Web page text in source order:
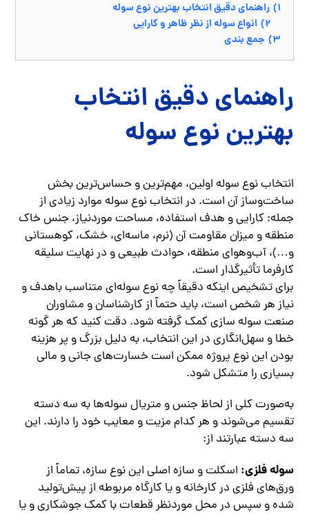
1) راهنمای دقیق انتخاب بهترین نوع سوله
2) انواع سوله از نظر ظاهر و کارایی
3) جمع بندی
راهنمای دقیق انتخاب
بهترین نوع سوله
انتخاب نوع سوله اولین، مهم‌ترین و حساس‌ترین بخش
ساخت‌وساز آن است. در انتخاب نوع سوله موارد زیادی از
جمله: کارایی و هدف استفاده، مساحت موردنیاز، جنس خاک
منطقه و میزان مقاومت آن (نرم، ماسه‌ای، خشک، کوهستانی
و…)، آب‌وهوای منطقه، حوادث طبیعی و در نهایت سلیقه
کارفرما تأثیرگذار است.
برای تشخیص اینکه دقیقاً چه نوع سوله‌ای متناسب باهدف و
نیاز هر شخص است، باید حتماً از کارشناسان و مشاوران
صنعت سوله سازی کمک گرفته شود. دقت کنید که هر گونه
خطا و سهل‌انگاری در این انتخاب، به دلیل بزرگ و پر هزینه
بودن این نوع پروژه ممکن است خسارت‌های جانی و مالی
بسیاری را متشکل شود.
به‌صورت کلی از لحاظ جنس و متریال سوله‌ها به سه دسته
تقسیم می‌شوند و هر کدام مزیت و معایب خود را دارند. این
سه دسته عبارتند از:
سوله فلزی: اسکلت و سازه اصلی این نوع سازه، تماماً از
ورق‌های فلزی در کارخانه و یا کارگاه مربوطه از پیش‌تولید
شده و سپس در محل موردنظر قطعات با کمک جوشکاری و یا